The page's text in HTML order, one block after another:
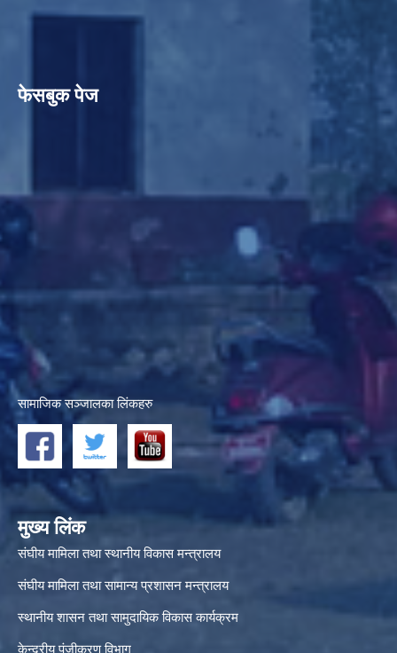
फेसबुक पेज
सामाजिक सञ्जालका लिंकहरु
मुख्य लिंक
संघीय मामिला तथा स्थानीय विकास मन्त्रालय
संघीय मामिला तथा सामान्य प्रशासन मन्त्रालय
स्थानीय शासन तथा सामुदायिक विकास कार्यक्रम
केन्द्रीय पंजीकरण विभाग